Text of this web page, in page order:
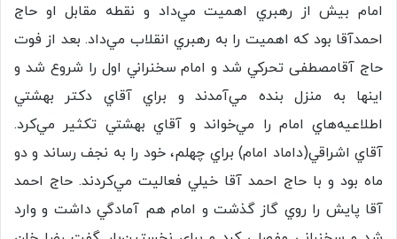
امام بيش از رهبري اهميت مي‌داد و نقطه مقابل او حاج
احمدآقا بود كه اهميت را به رهبري انقلاب مي‌داد. بعد از فوت
حاج آقامصطفی تحركي شد و امام سخنراني اول را شروع شد و
اينها به منزل بنده مي‌آمدند و براي آقاي دکتر بهشتي
اطلاعيه‌هاي امام را مي‌خواند و آقاي بهشتي تكثير مي‌كرد.
آقاي اشراقي(داماد امام) براي چهلم، خود را به نجف رساند و دو
ماه بود و با حاج احمد آقا خيلي فعاليت مي‌كردند. حاج احمد
آقا پايش را روي گاز گذشت و امام هم آمادگي داشت و وارد